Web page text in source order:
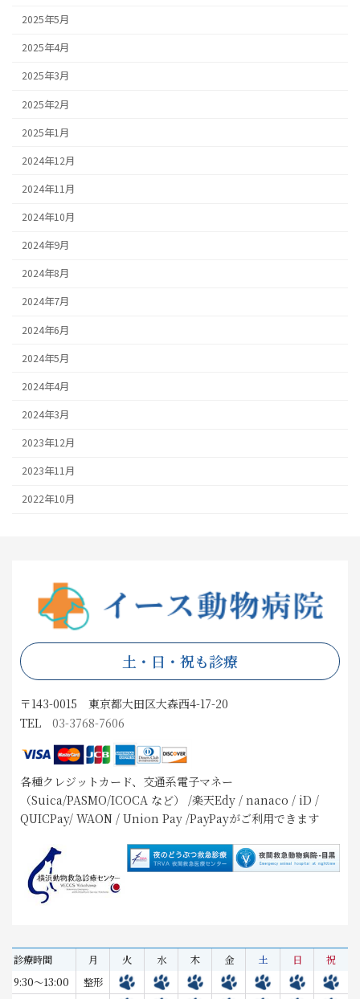
2025年5月
2025年4月
2025年3月
2025年2月
2025年1月
2024年12月
2024年11月
2024年10月
2024年9月
2024年8月
2024年7月
2024年6月
2024年5月
2024年4月
2024年3月
2023年12月
2023年11月
2022年10月
土・日・祝も診療
〒143-0015 東京都大田区大森西4-17-20
TEL 03-3768-7606
各種クレジットカード、交通系電子マネー
（Suica/PASMO/ICOCA など） /楽天Edy / nanaco / iD /
QUICPay/ WAON / Union Pay /PayPayがご利用できます
診療時間 月 火 水 木 金 土 日
祝
9:30～13:00
整形